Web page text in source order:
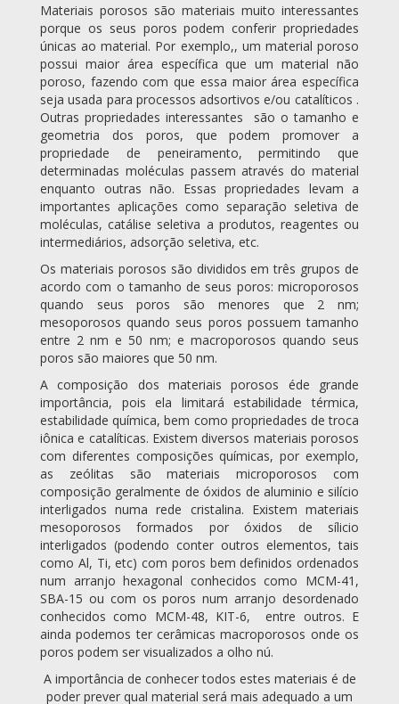
Materiais porosos são materiais muito interessantes
porque os seus poros podem conferir propriedades
únicas ao material. Por exemplo,, um material poroso
possui maior área específica que um material não
poroso, fazendo com que essa maior área específica
seja usada para processos adsortivos e/ou catalíticos .
Outras propriedades interessantes são o tamanho e
geometria dos poros, que podem promover a
propriedade de peneiramento, permitindo que
determinadas moléculas passem através do material
enquanto outras não. Essas propriedades levam a
importantes aplicações como separação seletiva de
moléculas, catálise seletiva a produtos, reagentes ou
intermediários, adsorção seletiva, etc.
Os materiais porosos são divididos em três grupos de
acordo com o tamanho de seus poros: microporosos
quando seus poros são menores que 2 nm;
mesoporosos quando seus poros possuem tamanho
entre 2 nm e 50 nm; e macroporosos quando seus
poros são maiores que 50 nm.
A composição dos materiais porosos éde grande
importância, pois ela limitará estabilidade térmica,
estabilidade química, bem como propriedades de troca
iônica e catalíticas. Existem diversos materiais porosos
com diferentes composições químicas, por exemplo,
as zeólitas são materiais microporosos com
composição geralmente de óxidos de aluminio e silício
interligados numa rede cristalina. Existem materiais
mesoporosos formados por óxidos de sílicio
interligados (podendo conter outros elementos, tais
como Al, Ti, etc) com poros bem definidos ordenados
num arranjo hexagonal conhecidos como MCM-41,
SBA-15 ou com os poros num arranjo desordenado
conhecidos como MCM-48, KIT-6, entre outros. E
ainda podemos ter cerâmicas macroporosos onde os
poros podem ser visualizados a olho nú.
A importância de conhecer todos estes materiais é de
poder prever qual material será mais adequado a um